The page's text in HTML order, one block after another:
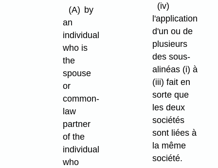
(A) by
an
individual
who is
the
spouse
or
common-
law
partner
of the
individual
who
(iv)
l'application
d'un ou de
plusieurs
des sous-
alinéas (i) à
(iii) fait en
sorte que
les deux
sociétés
sont liées à
la même
société.